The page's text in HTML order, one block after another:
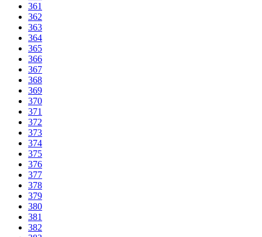
361
362
363
364
365
366
367
368
369
370
371
372
373
374
375
376
377
378
379
380
381
382